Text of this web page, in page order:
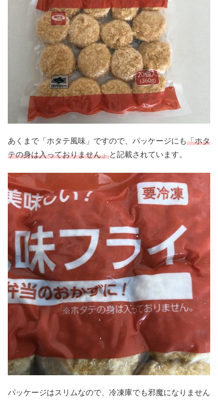
あくまで「ホタテ風味」ですので、パッケージにも「ホタ
テの身は入っておりません」と記載されています。
パッケージはスリムなので、冷凍庫でも邪魔になりません